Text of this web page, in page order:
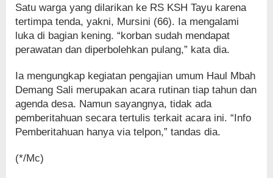
Satu warga yang dilarikan ke RS KSH Tayu karena
tertimpa tenda, yakni, Mursini (66). Ia mengalami
luka di bagian kening. “korban sudah mendapat
perawatan dan diperbolehkan pulang,” kata dia.
Ia mengungkap kegiatan pengajian umum Haul Mbah
Demang Sali merupakan acara rutinan tiap tahun dan
agenda desa. Namun sayangnya, tidak ada
pemberitahuan secara tertulis terkait acara ini. “Info
Pemberitahuan hanya via telpon,” tandas dia.
(*/Mc)